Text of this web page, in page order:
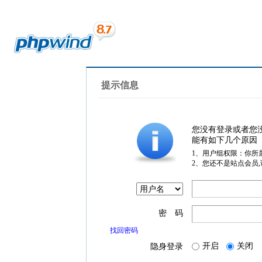
提示信息
您没有登录或者您
能有如下几个原因
1、用户组权限：你所
2、您还不是站点会员
密 码
找回密码
隐身登录 开启 关闭